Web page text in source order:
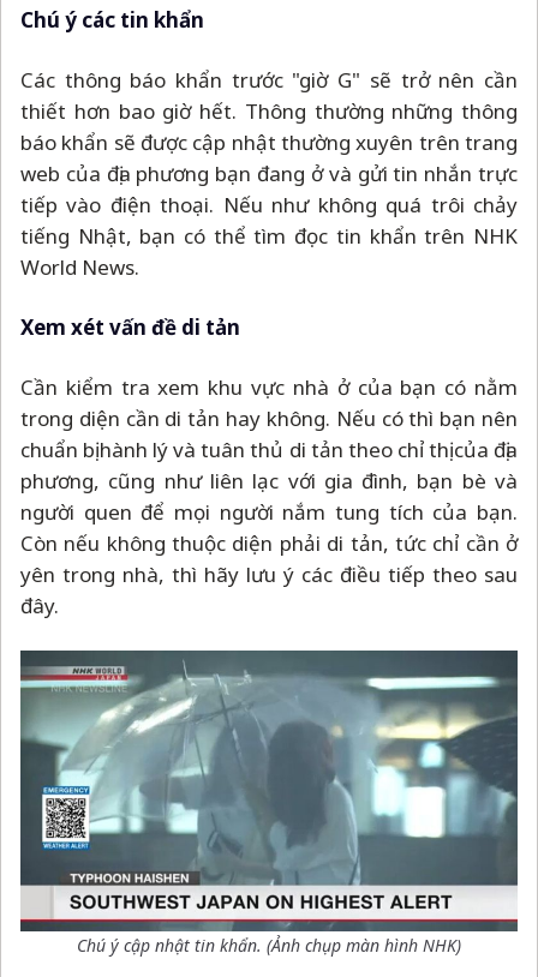
Chú ý các tin khẩn
Các thông báo khẩn trước "giờ G" sẽ trở nên cần
thiết hơn bao giờ hết. Thông thường những thông
báo khẩn sẽ được cập nhật thường xuyên trên trang
web của địa phương bạn đang ở và gửi tin nhắn trực
tiếp vào điện thoại. Nếu như không quá trôi chảy
tiếng Nhật, bạn có thể tìm đọc tin khẩn trên NHK
World News.
Xem xét vấn đề di tản
Cần kiểm tra xem khu vực nhà ở của bạn có nằm
trong diện cần di tản hay không. Nếu có thì bạn nên
chuẩn bị hành lý và tuân thủ di tản theo chỉ thị của địa
phương, cũng như liên lạc với gia đình, bạn bè và
người quen để mọi người nắm tung tích của bạn.
Còn nếu không thuộc diện phải di tản, tức chỉ cần ở
yên trong nhà, thì hãy lưu ý các điều tiếp theo sau
đây.
Chú ý cập nhật tin khẩn. (Ảnh chụp màn hình NHK)